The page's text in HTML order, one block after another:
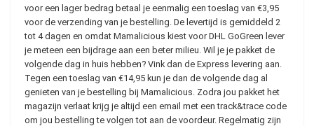
voor een lager bedrag betaal je eenmalig een toeslag van €3,95
voor de verzending van je bestelling. De levertijd is gemiddeld 2
tot 4 dagen en omdat Mamalicious kiest voor DHL GoGreen lever
je meteen een bijdrage aan een beter milieu. Wil je je pakket de
volgende dag in huis hebben? Vink dan de Express levering aan.
Tegen een toeslag van €14,95 kun je dan de volgende dag al
genieten van je bestelling bij Mamalicious. Zodra jou pakket het
magazijn verlaat krijg je altijd een email met een track&trace code
om jou bestelling te volgen tot aan de voordeur. Regelmatig zijn